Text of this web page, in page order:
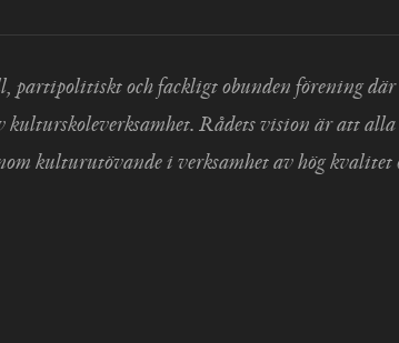
partipolitiskt och fackligt obunden förening där
Rådets vision är att
kulturutövande i verksamhet av hög